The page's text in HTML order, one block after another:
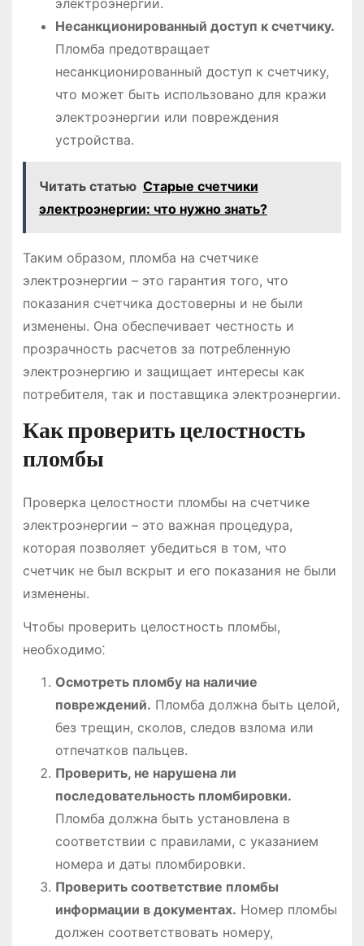
электроэнергии.
Несанкционированный доступ к счетчику.
Пломба предотвращает
несанкционированный доступ к счетчику,
что может быть использовано для кражи
электроэнергии или повреждения
устройства.
Читать статью Старые счетчики
электроэнергии: что нужно знать?
Таким образом, пломба на счетчике
электроэнергии – это гарантия того, что
показания счетчика достоверны и не были
изменены. Она обеспечивает честность и
прозрачность расчетов за потребленную
электроэнергию и защищает интересы как
потребителя, так и поставщика электроэнергии.
Как проверить целостность
пломбы
Проверка целостности пломбы на счетчике
электроэнергии – это важная процедура,
которая позволяет убедиться в том, что
счетчик не был вскрыт и его показания не были
изменены.
Чтобы проверить целостность пломбы,
необходимо⁚
Осмотреть пломбу на наличие
повреждений. Пломба должна быть целой,
без трещин, сколов, следов взлома или
отпечатков пальцев.
Проверить, не нарушена ли
последовательность пломбировки.
Пломба должна быть установлена в
соответствии с правилами, с указанием
номера и даты пломбировки.
Проверить соответствие пломбы
информации в документах. Номер пломбы
должен соответствовать номеру,